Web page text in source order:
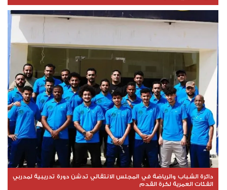
دائرة الشباب والرياضة في المجلس الانتقالي تدشن دورة تدريبية لمدربي
الفئات العمرية لكرة القدم